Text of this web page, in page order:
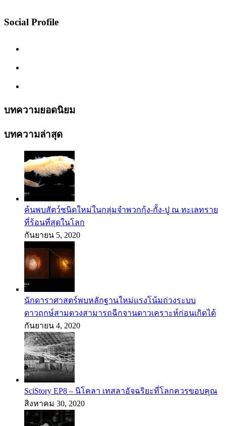
Social Profile
บทความยอดนิยม
บทความล่าสุด
ค้นพบสัตว์ชนิดใหม่ในกลุ่มจำพวกกุ้ง-กั้ง-ปู ณ ทะเลทราย
ที่ร้อนที่สุดในโลก
กันยายน 5, 2020
นักดาราศาสตร์พบหลักฐานใหม่แรงโน้มถ่วงระบบ
ดาวฤกษ์สามดวงสามารถฉีกจานดาวเคราะห์ก่อนเกิดได้
กันยายน 4, 2020
SciStory EP8 – นิโคลา เทสลาอัจฉริยะที่โลกควรขอบคุณ
สิงหาคม 30, 2020